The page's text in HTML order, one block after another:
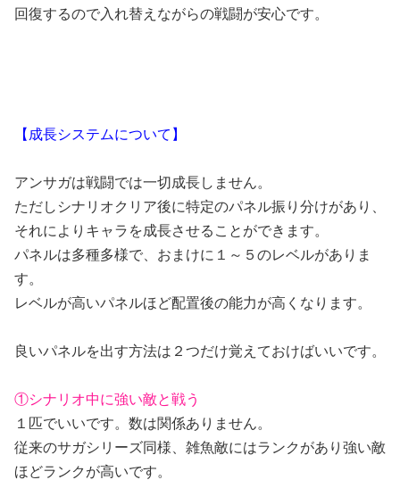
回復するので入れ替えながらの戦闘が安心です。
【成長システムについて】
アンサガは戦闘では一切成長しません。
ただしシナリオクリア後に特定のパネル振り分けがあり、
それによりキャラを成長させることができます。
パネルは多種多様で、おまけに１～５のレベルがありま
す。
レベルが高いパネルほど配置後の能力が高くなります。
良いパネルを出す方法は２つだけ覚えておけばいいです。
①シナリオ中に強い敵と戦う
１匹でいいです。数は関係ありません。
従来のサガシリーズ同様、雑魚敵にはランクがあり強い敵
ほどランクが高いです。